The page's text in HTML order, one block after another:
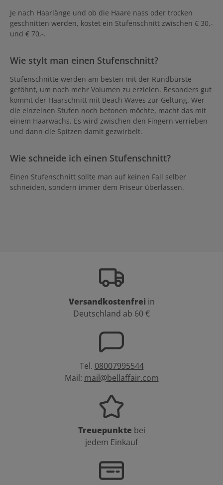
Je nach Haarlänge und ob die Haare nass oder trocken
geschnitten werden, kostet ein Stufenschnitt zwischen € 30,-
und € 70,-.
Wie stylt man einen Stufenschnitt?
Stufenschnitte werden am besten mit der Rundbürste
geföhnt, um noch mehr Volumen zu erzielen. Besonders gut
kommt der Haarschnitt mit Beach Waves zur Geltung. Wer
die einzelnen Stufen noch betonen möchte, macht das mit
einem Haarwachs. Es wird zwischen den Fingern verrieben
und dann die Spitzen damit gezwirbelt.
Wie schneide ich einen Stufenschnitt?
Einen Stufenschnitt sollte man auf keinen Fall selber
schneiden, sondern immer dem Friseur überlassen.
Versandkostenfrei in
Deutschland ab 60 €
Tel. 08007995544
Mail: mail@bellaffair.com
Treuepunkte bei
jedem Einkauf